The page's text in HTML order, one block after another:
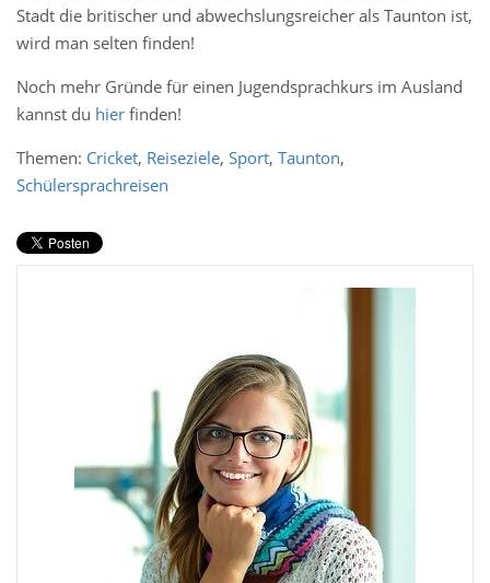
Stadt die britischer und abwechslungsreicher als Taunton ist,
wird man selten finden!
Noch mehr Gründe für einen Jugendsprachkurs im Ausland
kannst du hier finden!
Themen: Cricket, Reiseziele, Sport, Taunton,
Schülersprachreisen